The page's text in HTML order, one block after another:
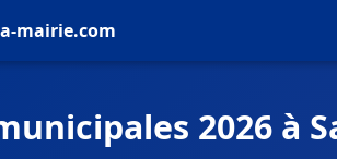
mairie.com
2026 à